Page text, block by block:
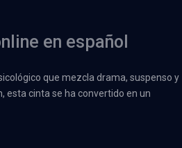
en español
que mezcla drama, suspenso y
esta cinta se ha convertido en un